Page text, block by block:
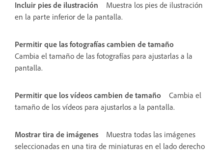
Incluir pies de ilustración
Muestra los pies de ilustración
en la parte inferior de la pantalla.
Permitir que las fotografías cambien de tamaño
Cambia el tamaño de las fotografías para ajustarlas a la
pantalla.
Permitir que los vídeos cambien de tamaño
Cambia el
tamaño de los vídeos para ajustarlos a la pantalla.
Mostrar tira de imágenes
Muestra todas las imágenes
seleccionadas en una tira de miniaturas en el lado derecho